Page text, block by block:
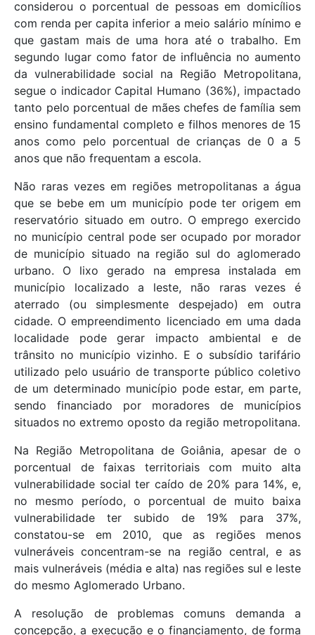
considerou o porcentual de pessoas em domicílios
com renda per capita inferior a meio salário mínimo e
que gastam mais de uma hora até o trabalho. Em
segundo lugar como fator de influência no aumento
da vulnerabilidade social na Região Metropolitana,
segue o indicador Capital Humano (36%), impactado
tanto pelo porcentual de mães chefes de família sem
ensino fundamental completo e filhos menores de 15
anos como pelo porcentual de crianças de 0 a 5
anos que não frequentam a escola.
Não raras vezes em regiões metropolitanas a água
que se bebe em um município pode ter origem em
reservatório situado em outro. O emprego exercido
no município central pode ser ocupado por morador
de município situado na região sul do aglomerado
urbano. O lixo gerado na empresa instalada em
município localizado a leste, não raras vezes é
aterrado (ou simplesmente despejado) em outra
cidade. O empreendimento licenciado em uma dada
localidade pode gerar impacto ambiental e de
trânsito no município vizinho. E o subsídio tarifário
utilizado pelo usuário de transporte público coletivo
de um determinado município pode estar, em parte,
sendo financiado por moradores de municípios
situados no extremo oposto da região metropolitana.
Na Região Metropolitana de Goiânia, apesar de o
porcentual de faixas territoriais com muito alta
vulnerabilidade social ter caído de 20% para 14%, e,
no mesmo período, o porcentual de muito baixa
vulnerabilidade ter subido de 19% para 37%,
constatou-se em 2010, que as regiões menos
vulneráveis concentram-se na região central, e as
mais vulneráveis (média e alta) nas regiões sul e leste
do mesmo Aglomerado Urbano.
A resolução de problemas comuns demanda a
concepção, a execução e o financiamento, de forma